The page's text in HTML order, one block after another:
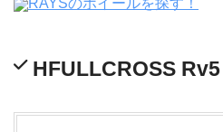
RAYSのホイールを探す！
HFULLCROSS Rv5